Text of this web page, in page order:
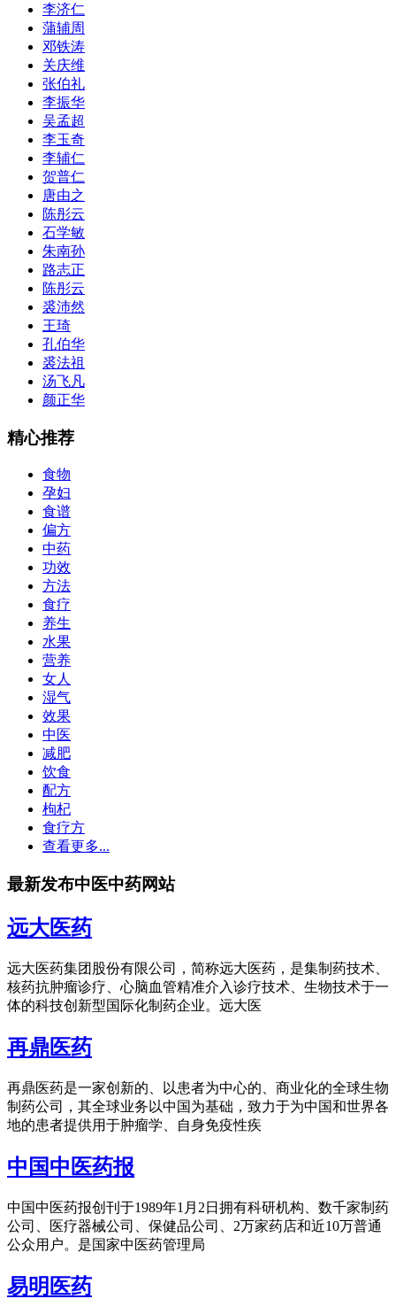
李济仁
蒲辅周
邓铁涛
关庆维
张伯礼
李振华
吴孟超
李玉奇
李辅仁
贺普仁
唐由之
陈彤云
石学敏
朱南孙
路志正
陈彤云
裘沛然
王琦
孔伯华
裘法祖
汤飞凡
颜正华
精心推荐
食物
孕妇
食谱
偏方
中药
功效
方法
食疗
养生
水果
营养
女人
湿气
效果
中医
减肥
饮食
配方
枸杞
食疗方
查看更多...
最新发布中医中药网站
远大医药
远大医药集团股份有限公司，简称远大医药，是集制药技术、
核药抗肿瘤诊疗、心脑血管精准介入诊疗技术、生物技术于一
体的科技创新型国际化制药企业。远大医
再鼎医药
再鼎医药是一家创新的、以患者为中心的、商业化的全球生物
制药公司，其全球业务以中国为基础，致力于为中国和世界各
地的患者提供用于肿瘤学、自身免疫性疾
中国中医药报
中国中医药报创刊于1989年1月2日拥有科研机构、数千家制药
公司、医疗器械公司、保健品公司、2万家药店和近10万普通
公众用户。是国家中医药管理局
易明医药